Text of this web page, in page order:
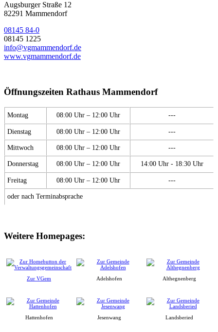
Augsburger Straße 12
82291 Mammendorf
08145 84-0
08145 1225
info@vgmammendorf.de
www.vgmammendorf.de
Öffnungszeiten Rathaus Mammendorf
Montag 08:00 Uhr – 12:00 Uhr ---
Dienstag 08:00 Uhr – 12:00 Uhr ---
Mittwoch 08:00 Uhr – 12:00 Uhr ---
Donnerstag 08:00 Uhr – 12:00 Uhr 14:00 Uhr - 18:30 Uhr
Freitag 08:00 Uhr – 12:00 Uhr ---
oder nach Terminabsprache
Weitere Homepages:
Zur VGem Adelshofen Althegnenberg
Hattenhofen Jesenwang Landsberied